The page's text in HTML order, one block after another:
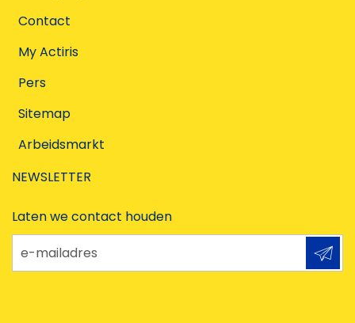
Contact
My Actiris
Pers
Sitemap
Arbeidsmarkt
NEWSLETTER
Laten we contact houden
e-mailadres